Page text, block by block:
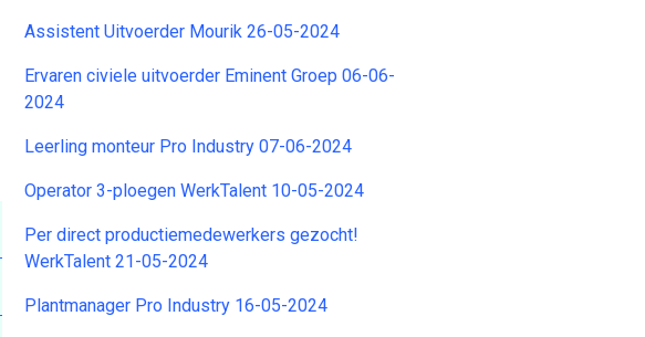
Assistent Uitvoerder Mourik 26-05-2024
Ervaren civiele uitvoerder Eminent Groep 06-06-
2024
Leerling monteur Pro Industry 07-06-2024
Operator 3-ploegen WerkTalent 10-05-2024
Per direct productiemedewerkers gezocht!
WerkTalent 21-05-2024
Plantmanager Pro Industry 16-05-2024